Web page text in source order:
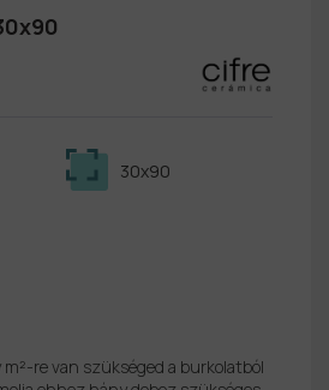
30x90
re van szükséged a burkolatból